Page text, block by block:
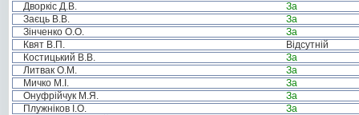
Дворкіс Д.В.
За
Заєць В.В.
За
Зінченко О.О.
За
Квят В.П.
Відсутній
Костицький В.В.
За
Литвак О.М.
За
Мичко М.І.
За
Онуфрійчук М.Я.
За
Плужніков І.О.
За